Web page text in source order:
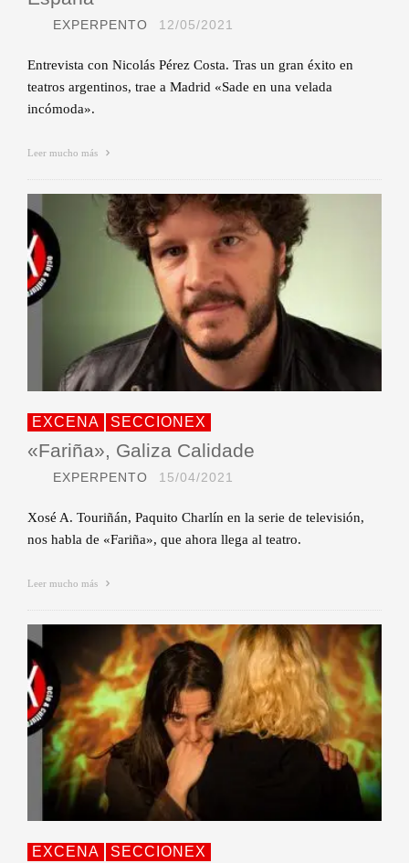
EXPERPENTO 12/05/2021
Entrevista con Nicolás Pérez Costa. Tras un gran éxito en
teatros argentinos, trae a Madrid «Sade en una velada
incómoda».
Leer mucho más
EXCENA SECCIONEX
«Fariña», Galiza Calidade
EXPERPENTO 15/04/2021
Xosé A. Touriñán, Paquito Charlín en la serie de televisión,
nos habla de «Fariña», que ahora llega al teatro.
Leer mucho más
EXCENA SECCIONEX